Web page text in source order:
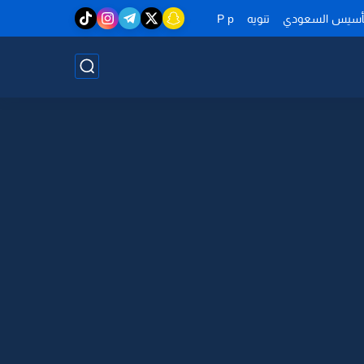
السعودي تنويه P p